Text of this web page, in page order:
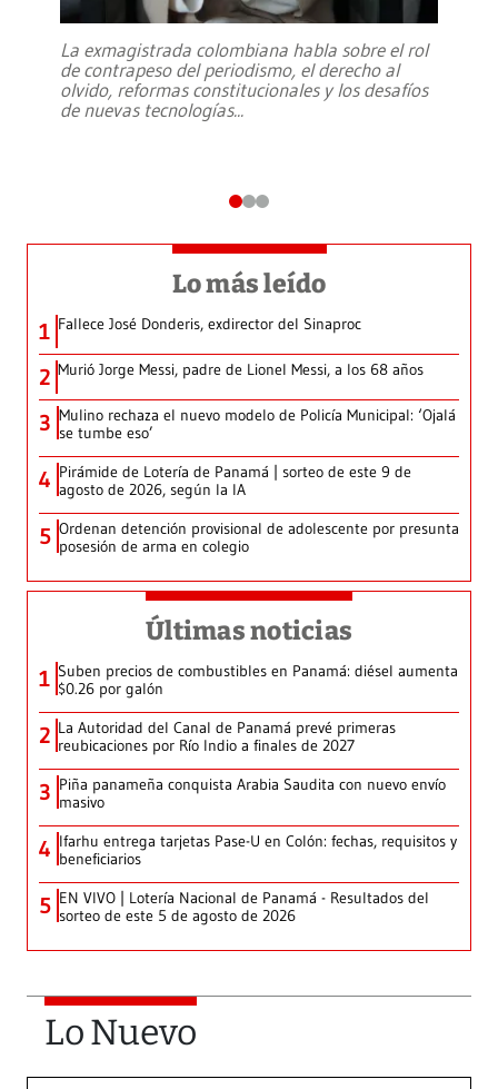
La exmagistrada colombiana habla sobre el rol
de contrapeso del periodismo, el derecho al
olvido, reformas constitucionales y los desafíos
de nuevas tecnologías...
Lo más leído
1 Fallece José Donderis, exdirector del Sinaproc
2 Murió Jorge Messi, padre de Lionel Messi, a los 68 años
3 Mulino rechaza el nuevo modelo de Policía Municipal: ‘Ojalá
se tumbe eso’
4 Pirámide de Lotería de Panamá | sorteo de este 9 de
agosto de 2026, según la IA
5 Ordenan detención provisional de adolescente por presunta
posesión de arma en colegio
Últimas noticias
1 Suben precios de combustibles en Panamá: diésel aumenta
$0.26 por galón
2 La Autoridad del Canal de Panamá prevé primeras
reubicaciones por Río Indio a finales de 2027
3 Piña panameña conquista Arabia Saudita con nuevo envío
masivo
4 Ifarhu entrega tarjetas Pase-U en Colón: fechas, requisitos y
beneficiarios
5 EN VIVO | Lotería Nacional de Panamá - Resultados del
sorteo de este 5 de agosto de 2026
Lo Nuevo